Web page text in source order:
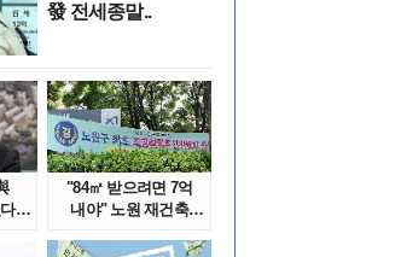
發 전세종말..
"
"84㎡ 받으려면 7억
내야" 노원 재건축